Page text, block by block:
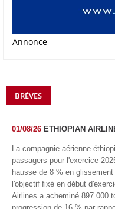
Annonce
BRÈVES
01/08/26 ETHIOPIAN
La compagnie aérienne
passagers pour l'exercice
hausse de 8 % en
l'objectif fixé en début
Airlines a acheminé 897 000